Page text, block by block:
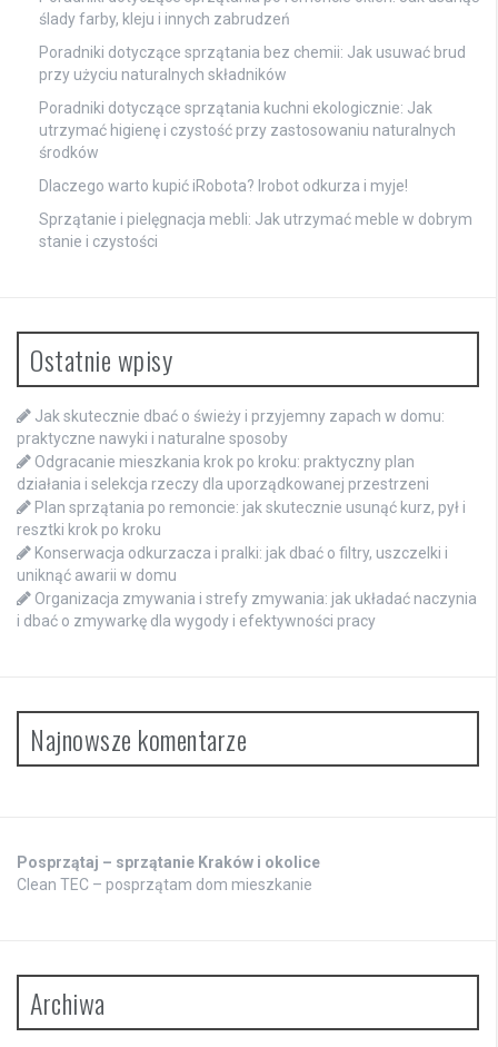
ślady farby, kleju i innych zabrudzeń
Poradniki dotyczące sprzątania bez chemii: Jak usuwać brud
przy użyciu naturalnych składników
Poradniki dotyczące sprzątania kuchni ekologicznie: Jak
utrzymać higienę i czystość przy zastosowaniu naturalnych
środków
Dlaczego warto kupić iRobota? Irobot odkurza i myje!
Sprzątanie i pielęgnacja mebli: Jak utrzymać meble w dobrym
stanie i czystości
Ostatnie wpisy
Jak skutecznie dbać o świeży i przyjemny zapach w domu:
praktyczne nawyki i naturalne sposoby
Odgracanie mieszkania krok po kroku: praktyczny plan
działania i selekcja rzeczy dla uporządkowanej przestrzeni
Plan sprzątania po remoncie: jak skutecznie usunąć kurz, pył i
resztki krok po kroku
Konserwacja odkurzacza i pralki: jak dbać o filtry, uszczelki i
uniknąć awarii w domu
Organizacja zmywania i strefy zmywania: jak układać naczynia
i dbać o zmywarkę dla wygody i efektywności pracy
Najnowsze komentarze
Posprzątaj – sprzątanie Kraków i okolice
Clean TEC – posprzątam dom mieszkanie
Archiwa